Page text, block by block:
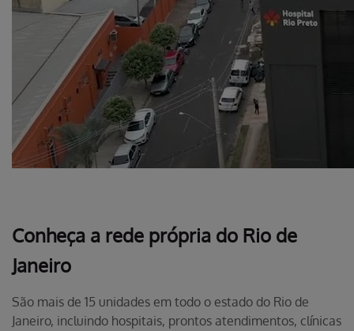
Conheça a rede própria do Rio de
Janeiro
São mais de 15 unidades em todo o estado do Rio de
Janeiro, incluindo hospitais, prontos atendimentos, clínicas